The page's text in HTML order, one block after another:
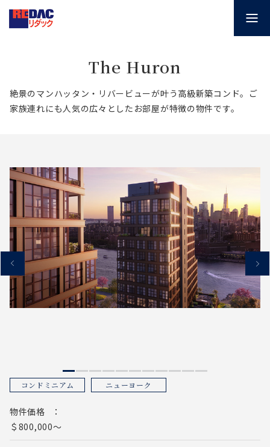
The Huron
絶景のマンハッタン・リバービューが叶う高級新築コンド。ご
家族連れにも人気の広々としたお部屋が特徴の物件です。
コンドミニアム ニューヨーク
物件価格
＄800,000～